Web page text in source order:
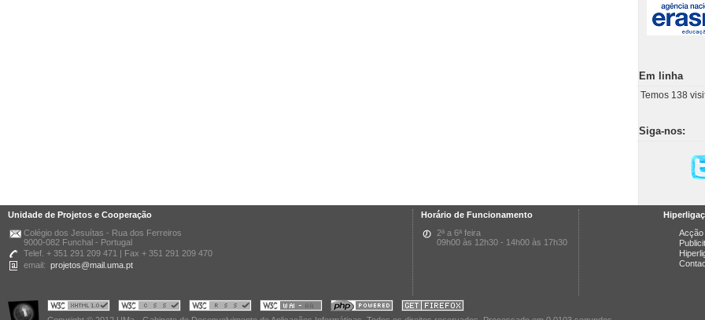
Em linha
Temos 138
Siga-nos:
Unidade de Projetos e Cooperação
Colégio dos Jesuítas - Rua dos Ferreiros
9000-082 Funchal - Portugal
Telef. + 351 291 209 471 | Fax + 351 291 209 470
email: projetos@mail.uma.pt
Horário de Funcionamento
2ª a 6ª feira
09h00 às 12h30 - 14h00 às 17h30
Acção